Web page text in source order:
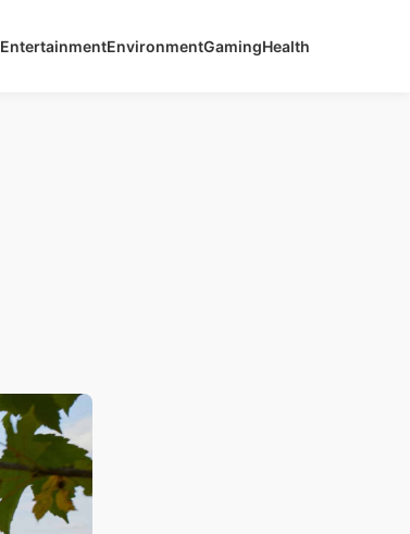
EntertainmentEnvironmentGamingHealth